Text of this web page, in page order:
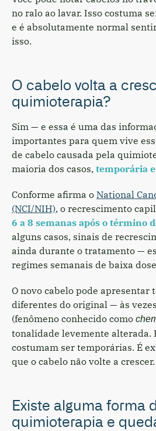
no ralo ao lavar. Isso costuma
e é absolutamente normal
isso.
O cabelo volta a
quimioterapia?
Sim — e essa é uma das
importantes para quem vive
de cabelo causada pela
maioria dos casos, temporária
Conforme afirma o National
(NCI/NIH), o recrescimento
6 a 8 semanas após o término
alguns casos, sinais de
ainda durante o tratamento —
regimes semanais de baixa
O novo cabelo pode apresentar
diferentes do original — às
(fenômeno conhecido como
tonalidade levemente alterada.
costumam ser temporárias. É
que o cabelo não volte a crescer.
Existe alguma forma
quimioterapia e